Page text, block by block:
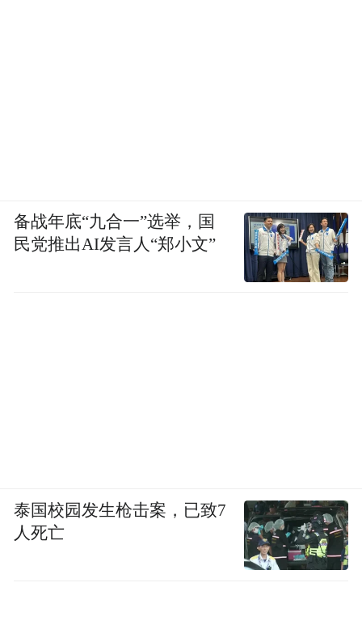
备战年底“九合一”选举，国
民党推出AI发言人“郑小文”
泰国校园发生枪击案，已致7
人死亡